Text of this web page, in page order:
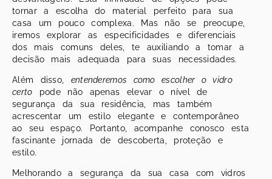
tornar a escolha do material perfeito para sua
casa um pouco complexa. Mas não se preocupe,
iremos explorar as especificidades e diferenciais
dos mais comuns deles, te auxiliando a tomar a
decisão mais adequada para suas necessidades.
Além disso, entenderemos como escolher o vidro
certo pode não apenas elevar o nível de
segurança da sua residência, mas também
acrescentar um estilo elegante e contemporâneo
ao seu espaço. Portanto, acompanhe conosco esta
fascinante jornada de descoberta, proteção e
estilo.
Melhorando a segurança da sua casa com vidros